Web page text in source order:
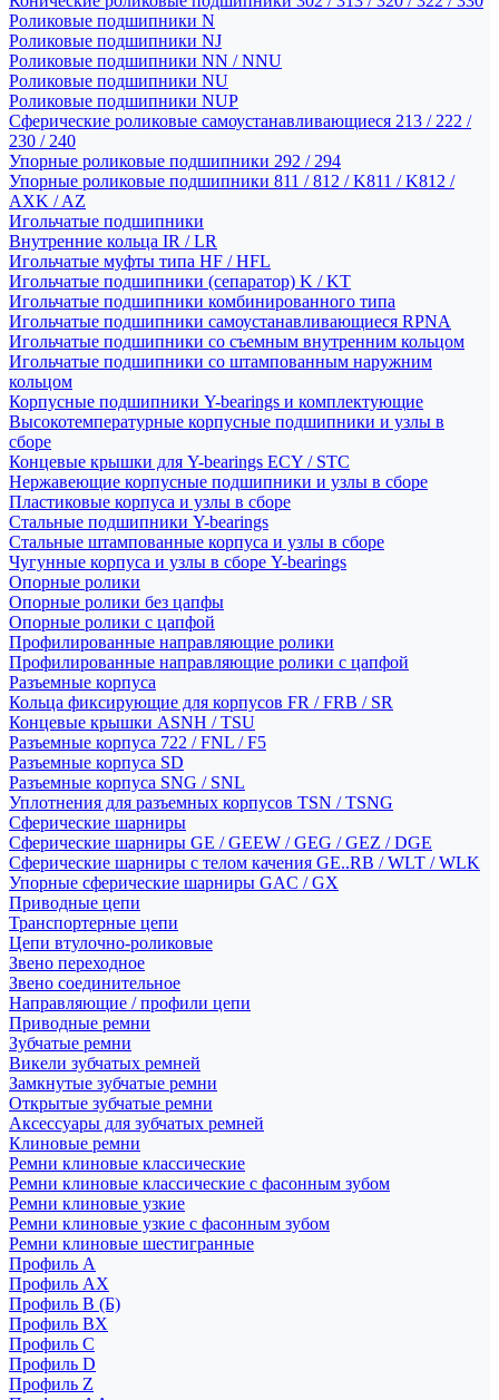
Роликовые подшипники N
Роликовые подшипники NJ
Роликовые подшипники NN / NNU
Роликовые подшипники NU
Роликовые подшипники NUP
Сферические роликовые самоустанавливающиеся 213 / 222 /
230 / 240
Упорные роликовые подшипники 292 / 294
Упорные роликовые подшипники 811 / 812 / K811 / K812 /
AXK / AZ
Игольчатые подшипники
Внутренние кольца IR / LR
Игольчатые муфты типа HF / HFL
Игольчатые подшипники (сепаратор) K / KT
Игольчатые подшипники комбинированного типа
Игольчатые подшипники самоустанавливающиеся RPNA
Игольчатые подшипники со съемным внутренним кольцом
Игольчатые подшипники со штампованным наружним
кольцом
Корпусные подшипники Y-bearings и комплектующие
Высокотемпературные корпусные подшипники и узлы в
сборе
Концевые крышки для Y-bearings ECY / STC
Нержавеющие корпусные подшипники и узлы в сборе
Пластиковые корпуса и узлы в сборе
Стальные подшипники Y-bearings
Стальные штампованные корпуса и узлы в сборе
Чугунные корпуса и узлы в сборе Y-bearings
Опорные ролики
Опорные ролики без цапфы
Опорные ролики с цапфой
Профилированные направляющие ролики
Профилированные направляющие ролики с цапфой
Разъемные корпуса
Кольца фиксирующие для корпусов FR / FRB / SR
Концевые крышки ASNH / TSU
Разъемные корпуса 722 / FNL / F5
Разъемные корпуса SD
Разъемные корпуса SNG / SNL
Уплотнения для разъемных корпусов TSN / TSNG
Сферические шарниры
Сферические шарниры GE / GEEW / GEG / GEZ / DGE
Сферические шарниры с телом качения GE..RB / WLT / WLK
Упорные сферические шарниры GAC / GX
Приводные цепи
Транспортерные цепи
Цепи втулочно-роликовые
Звено переходное
Звено соединительное
Направляющие / профили цепи
Приводные ремни
Зубчатые ремни
Викели зубчатых ремней
Замкнутые зубчатые ремни
Открытые зубчатые ремни
Аксессуары для зубчатых ремней
Клиновые ремни
Ремни клиновые классические
Ремни клиновые классические с фасонным зубом
Ремни клиновые узкие
Ремни клиновые узкие с фасонным зубом
Ремни клиновые шестигранные
Профиль A
Профиль AX
Профиль B (Б)
Профиль BX
Профиль C
Профиль D
Профиль Z